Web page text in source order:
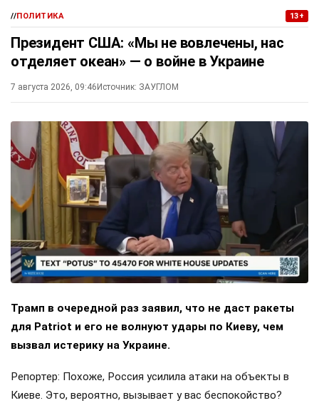
//ПОЛИТИКА 13+
Президент США: «Мы не вовлечены, нас
отделяет океан» — о войне в Украине
7 августа 2026, 09:46Источник: ЗАУГЛОМ
Трамп в очередной раз заявил, что не даст ракеты
для Patriot и его не волнуют удары по Киеву, чем
вызвал истерику на Украине.
Репортер: Похоже, Россия усилила атаки на объекты в
Киеве. Это, вероятно, вызывает у вас беспокойство?